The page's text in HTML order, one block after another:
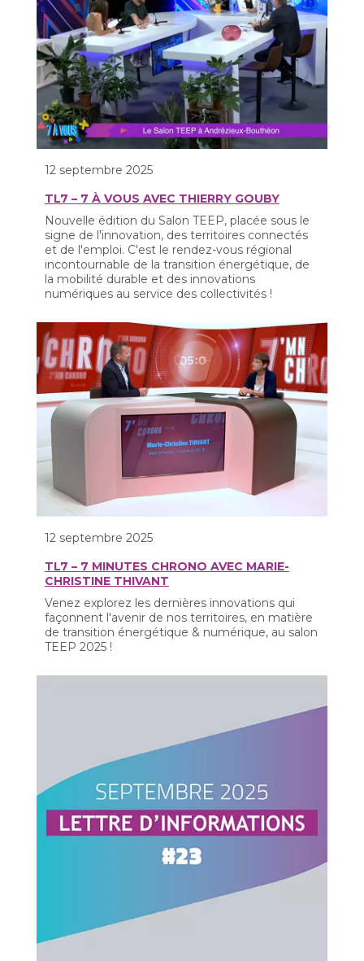
12 septembre 2025
TL7 – 7 À VOUS AVEC THIERRY GOUBY
Nouvelle édition du Salon TEEP, placée sous le
signe de l'innovation, des territoires connectés
et de l'emploi. C'est le rendez-vous régional
incontournable de la transition énergétique, de
la mobilité durable et des innovations
numériques au service des collectivités !
12 septembre 2025
TL7 – 7 MINUTES CHRONO AVEC MARIE-
CHRISTINE THIVANT
Venez explorez les dernières innovations qui
façonnent l'avenir de nos territoires, en matière
de transition énergétique & numérique, au salon
TEEP 2025 !